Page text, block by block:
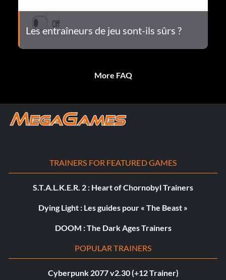
Les entraîneurs de jeu sont-ils sûrs ?
More FAQ
TRAINERS FOR FEATURED GAMES
S.T.A.L.K.E.R. 2 : Heart of Chornobyl Trainers
Dying Light : Les guides pour « The Beast »
DOOM : The Dark Ages Trainers
POPULAR TRAINERS
Cyberpunk 2077 v2.30 (+12 Trainer)